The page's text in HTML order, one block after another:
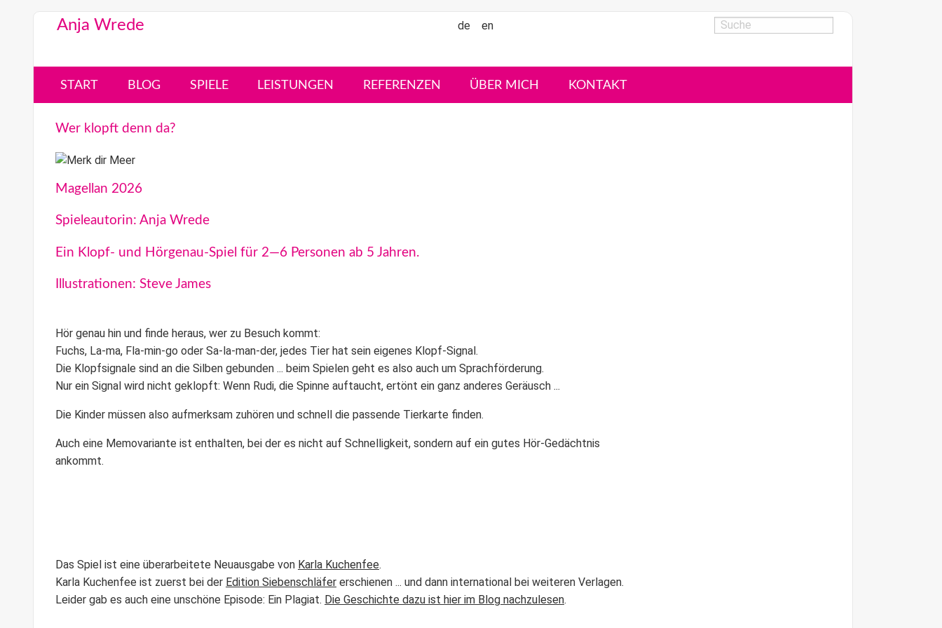
Anja Wrede de en
START BLOG SPIELE LEISTUNGEN REFERENZEN ÜBER MICH KONTAKT
Wer klopft denn da?
Magellan 2026
Spieleautorin: Anja Wrede
Ein Klopf- und Hörgenau-Spiel für 2—6 Personen ab 5 Jahren.
Illustrationen: Steve James
Hör genau hin und finde heraus, wer zu Besuch kommt:
Fuchs, La-ma, Fla-min-go oder Sa-la-man-der, jedes Tier hat sein eigenes Klopf-Signal.
Die Klopfsignale sind an die Silben gebunden ... beim Spielen geht es also auch um Sprachförderung.
Nur ein Signal wird nicht geklopft: Wenn Rudi, die Spinne auftaucht, ertönt ein ganz anderes Geräusch ...
Die Kinder müssen also aufmerksam zuhören und schnell die passende Tierkarte finden.
Auch eine Memovariante ist enthalten, bei der es nicht auf Schnelligkeit, sondern auf ein gutes Hör-Gedächtnis
ankommt.
Das Spiel ist eine überarbeitete Neuausgabe von Karla Kuchenfee.
Karla Kuchenfee ist zuerst bei der Edition Siebenschläfer erschienen ... und dann international bei weiteren Verlagen.
Leider gab es auch eine unschöne Episode: Ein Plagiat. Die Geschichte dazu ist hier im Blog nachzulesen.